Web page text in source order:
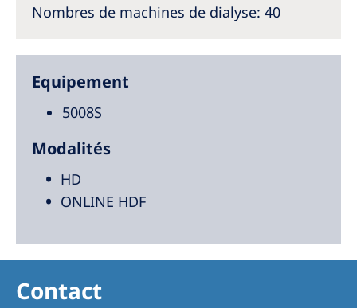
Nombres de machines de dialyse: 40
Equipement
5008S
Modalités
HD
ONLINE HDF
Contact